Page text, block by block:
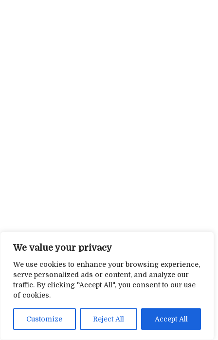
We value your privacy
We use cookies to enhance your browsing experience,
serve personalized ads or content, and analyze our
traffic. By clicking "Accept All", you consent to our use
of cookies.
Customize Reject All Accept All